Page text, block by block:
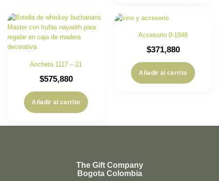
Ancheta 1117 – 21
$575,880
Añadir al carrito
Accesorio 0-1848
$371,880
Añadir al carrito
The Gift Company
Bogota Colombia